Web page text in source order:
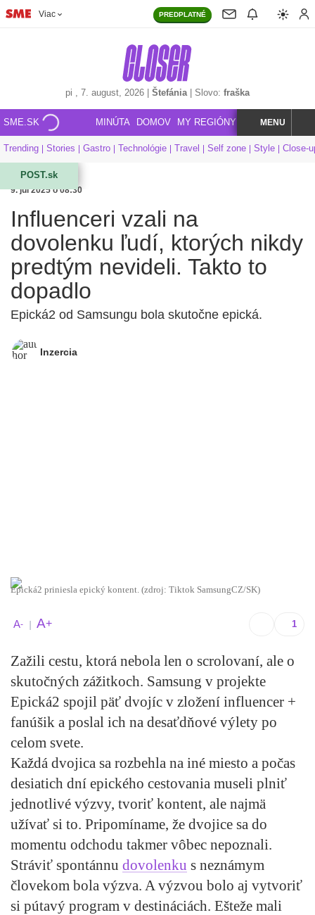
Viac PREDPLATNÉ
pi , 7. august, 2026 Štefánia| Slovo: fraška
SME.SK MINÚTA DOMOV MY REGIÓNY KORZÁR
HĽADAJMENU
Trending Stories Gastro Technológie Travel Self zone Style Close-
POST.sk
9. júl 2025 o 08:30
Influenceri vzali na
dovolenku ľudí, ktorých nikdy
predtým nevideli. Takto to
dopadlo
Epická2 od Samsungu bola skutočne epická.
Inzercia
Epická2 priniesla epický kontent. (zdroj: Tiktok SamsungCZ/SK)
A- A+
Zažili cestu, ktorá nebola len o scrolovaní, ale o
skutočných zážitkoch. Samsung v projekte
Epická2 spojil päť dvojíc v zložení influencer +
fanúšik a poslal ich na desaťdňové výlety po
celom svete.
Každá dvojica sa rozbehla na iné miesto a počas
desiatich dní epického cestovania museli plniť
jednotlivé výzvy, tvoriť kontent, ale najmä
užívať si to. Pripomíname, že dvojice sa do
momentu odchodu takmer vôbec nepoznali.
Stráviť spontánnu dovolenku s neznámym
človekom bola výzva. A výzvou bolo aj vytvoriť
si pútavý program v destináciách. Ešteže mali